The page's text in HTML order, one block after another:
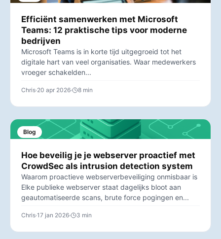
Efficiënt samenwerken met Microsoft
Teams: 12 praktische tips voor moderne
bedrijven
Microsoft Teams is in korte tijd uitgegroeid tot het
digitale hart van veel organisaties. Waar medewerkers
vroeger schakelden...
Chris 20 apr 2026 8 min
Blog
Hoe beveilig je je webserver proactief met
CrowdSec als intrusion detection system
Waarom proactieve webserverbeveiliging onmisbaar is
Elke publieke webserver staat dagelijks bloot aan
geautomatiseerde scans, brute force pogingen en...
Chris 17 jan 2026 3 min